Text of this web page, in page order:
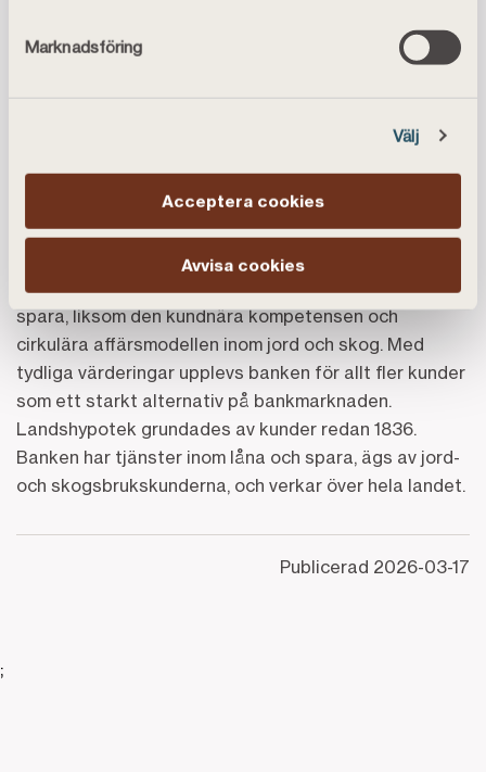
Marknadsföring
Välj
Acceptera cookies
Avvisa cookies
070-349 24 10
Landshypotek – finansiering sedan 1836
Landshypotek har varit i kraftig tillväxt de senaste
åren, som kundorienterad utmanarbank inom låna och
spara. Kunderna uppskattar den enkla och öppna
banken med transparenta villkor inom bolån och
spara, liksom den kundnära kompetensen och
cirkulära affärsmodellen inom jord och skog. Med
tydliga värderingar upplevs banken för allt fler kunder
som ett starkt alternativ på bankmarknaden.
Landshypotek grundades av kunder redan 1836.
Banken har tjänster inom låna och spara, ägs av jord-
och skogsbrukskunderna, och verkar över hela landet.
Publicerad 2026-03-17
;